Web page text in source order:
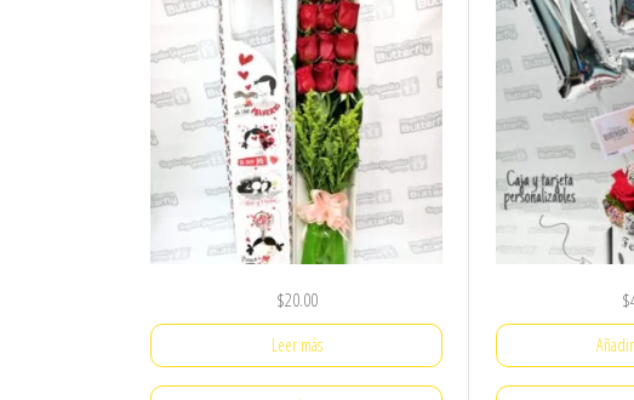
$20.00
Leer más
$